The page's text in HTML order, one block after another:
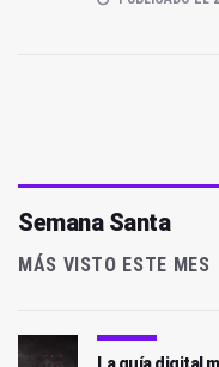
Semana Santa
MÁS VISTO ESTE MES